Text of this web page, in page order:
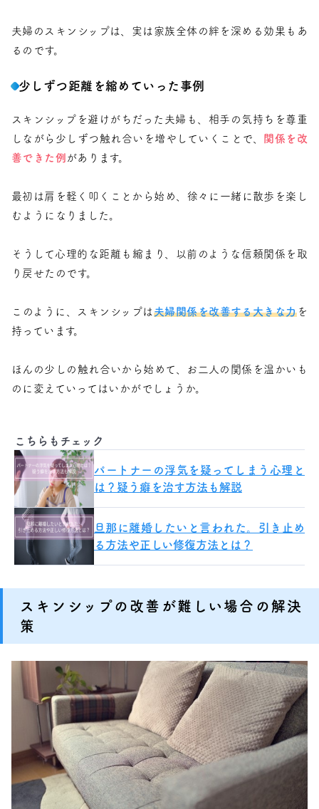
夫婦のスキンシップは、実は家族全体の絆を深める効果もあ
るのです。
少しずつ距離を縮めていった事例
スキンシップを避けがちだった夫婦も、相手の気持ちを尊重
しながら少しずつ触れ合いを増やしていくことで、
関係を改
善できた例 があります。
最初は肩を軽く叩くことから始め、徐々に一緒に散歩を楽し
むようになりました。
そうして心理的な距離も縮まり、以前のような信頼関係を取
り戻せたのです。
このように、スキンシップは 夫婦関係を改善する大きな力を
持っています。
ほんの少しの触れ合いから始めて、お二人の関係を温かいも
のに変えていってはいかがでしょうか。
こちらもチェック
パートナーの浮気を疑ってしまう心理と
は？疑う癖を治す方法も解説
旦那に離婚したいと言われた。引き止め
る方法や正しい修復方法とは？
スキンシップの改善が難しい場合の解決
策